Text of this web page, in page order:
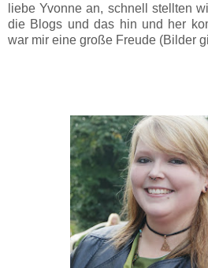
liebe Yvonne an, schnell stellten
die Blogs und das hin und her
war mir eine große Freude (Bilder